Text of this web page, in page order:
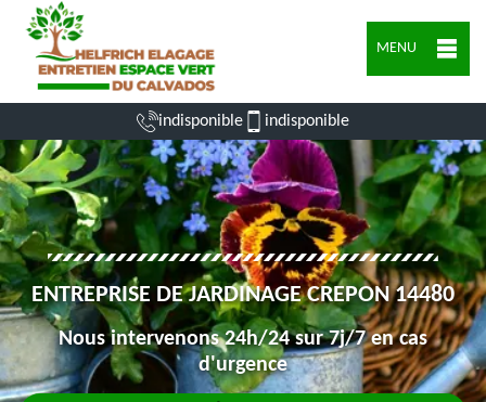
MENU
indisponible indisponible
ENTREPRISE DE JARDINAGE CREPON 14480
Nous intervenons 24h/24 sur 7j/7 en cas
d'urgence